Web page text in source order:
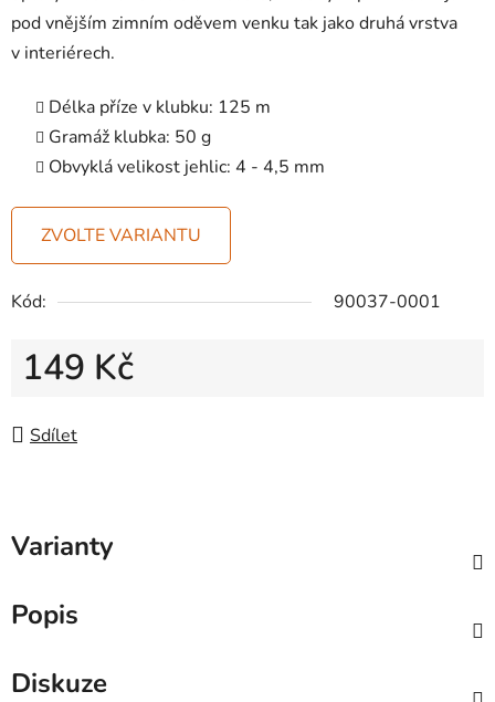
pod vnějším zimním oděvem venku tak jako druhá vrstva
v interiérech.
Délka příze v klubku: 125 m
Gramáž klubka: 50 g
Obvyklá velikost jehlic: 4 - 4,5 mm
ZVOLTE VARIANTU
Kód: 90037-0001
149 Kč
Sdílet
Varianty
Popis
Diskuze